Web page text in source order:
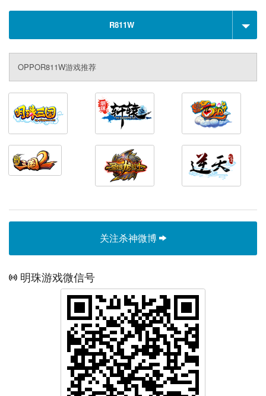
R811W
OPPOR811W游戏推荐
关注杀神微博
明珠游戏微信号